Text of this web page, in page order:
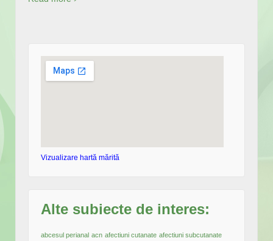
Vizualizare hartă mărită
Alte subiecte de interes:
abcesul perianal acn afectiuni cutanate afectiuni subcutanate